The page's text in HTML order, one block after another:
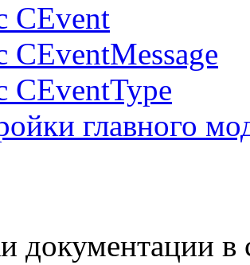
CEvent
CEventMessage
CEventType
главного
документации в